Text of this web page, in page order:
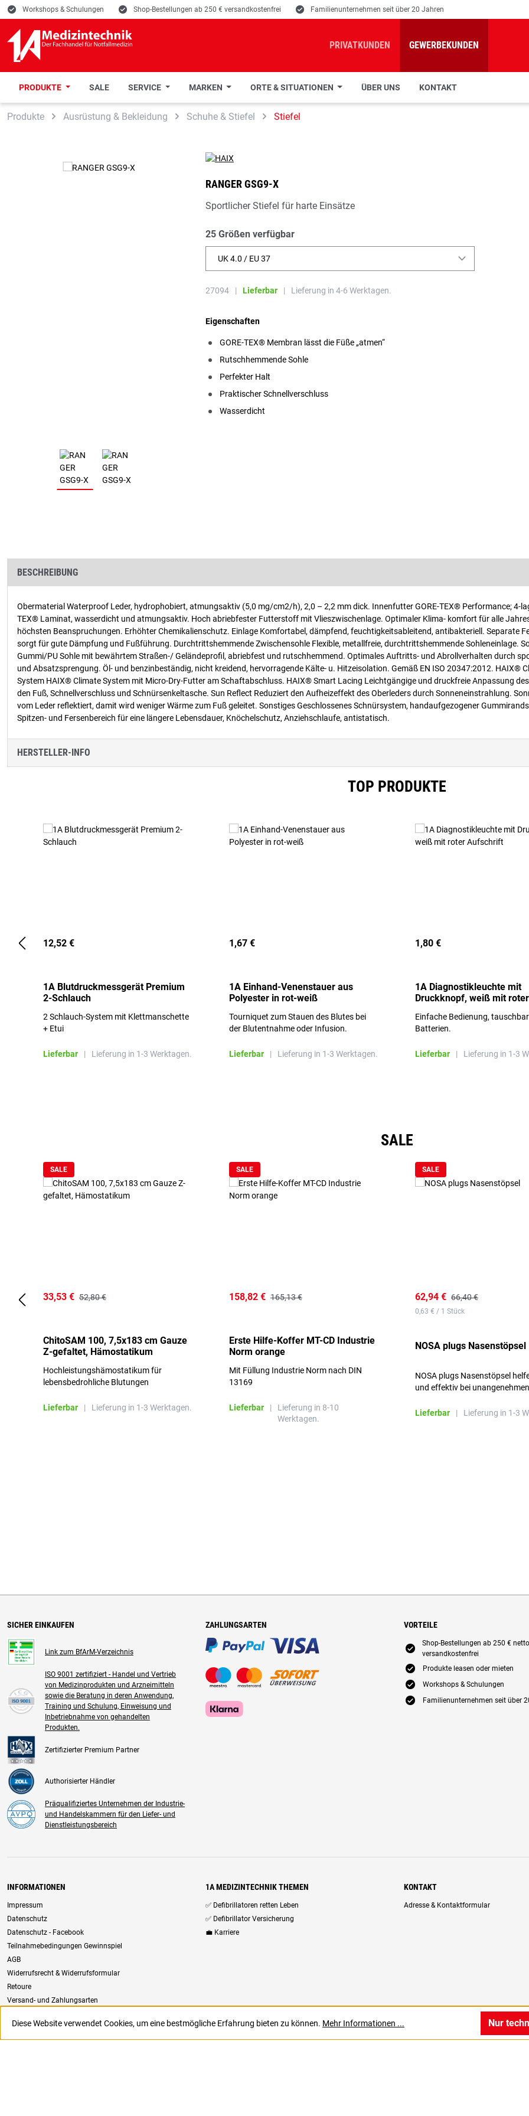
Zur Suche springen
Zur Hauptnavigation springen
E Workshops & Schulungen E Shop-Bestellungen ab 250 € versandkostenfrei E Familienunternehmen seit über 20 Jahren
PRIVATKUNDEN GEWERBEKUNDEN
PRODUKTE SALE SERVICE MARKEN ORTE & SITUATIONEN ÜBER UNS KONTAKT
Produkte Ausrüstung & Bekleidung Schuhe & Stiefel Stiefel
RANGER GSG9-X
Sportlicher Stiefel für harte Einsätze
25 Größen verfügbar
UK 4.0 / EU 37
27094 | Lieferbar | Lieferung in 4-6 Werktagen.
Eigenschaften
GORE-TEX® Membran lässt die Füße „atmen“
Rutschhemmende Sohle
Perfekter Halt
Praktischer Schnellverschluss
Wasserdicht
BESCHREIBUNG
Obermaterial Waterproof Leder, hydrophobiert, atmungsaktiv (5,0 mg/cm2/h), 2,0 – 2,2 mm dick. Innenfutter GORE-TEX® Performance; 4-
TEX® Laminat, wasserdicht und atmungsaktiv. Hoch abriebfester Futterstoff mit Vlieszwischenlage. Optimaler Klima- komfort für alle
höchsten Beanspruchungen. Erhöhter Chemikalienschutz. Einlage Komfortabel, dämpfend, feuchtigkeitsableitend, antibakteriell. Separate
sorgt für gute Dämpfung und Fußführung. Durchtrittshemmende Zwischensohle Flexible, metallfreie, durchtrittshemmende Sohleneinlage.
Gummi/PU Sohle mit bewährtem Straßen-/ Geländeprofil, abriebfest und rutschhemmend. Optimales Auftritts- und Abrollverhalten durch
und Absatzsprengung. Öl- und benzinbeständig, nicht kreidend, hervorragende Kälte- u. Hitzeisolation. Gemäß EN ISO 20347:2012. HAIX®
System HAIX® Climate System mit Micro-Dry-Futter am Schaftabschluss. HAIX® Smart Lacing Leichtgängige und druckfreie Anpassung
den Fuß, Schnellverschluss und Schnürsenkeltasche. Sun Reflect Reduziert den Aufheizeffekt des Oberleders durch Sonneneinstrahlung.
vom Leder reflektiert, damit wird weniger Wärme zum Fuß geleitet. Sonstiges Geschlossenes Schnürsystem, handaufgezogener
Spitzen- und Fersenbereich für eine längere Lebensdauer, Knöchelschutz, Anziehschlaufe, antistatisch.
HERSTELLER-INFO
TOP PRODUKTE
12,52 €
1A Blutdruckmessgerät Premium
2-Schlauch
2 Schlauch-System mit Klettmanschette
+ Etui
Lieferbar | Lieferung in 1-3 Werktagen.
1,67 €
1A Einhand-Venenstauer aus
Polyester in rot-weiß
Tourniquet zum Stauen des Blutes bei
der Blutentnahme oder Infusion.
Lieferbar | Lieferung in 1-3 Werktagen.
1,80 €
1A Diagnostikleuchte mit
Druckknopf, weiß mit roter
Einfache Bedienung,
Batterien.
Lieferbar | Lieferung in 1-3
SALE
SALE
33,53 € 52,80 €
ChitoSAM 100, 7,5x183 cm Gauze
Z-gefaltet, Hämostatikum
Hochleistungshämostatikum für
lebensbedrohliche Blutungen
Lieferbar | Lieferung in 1-3 Werktagen.
SALE
158,82 € 165,13 €
Erste Hilfe-Koffer MT-CD Industrie
Norm orange
Mit Füllung Industrie Norm nach DIN
13169
Lieferbar |
Lieferung in 8-10
Werktagen.
SALE
62,94 € 66,40 €
0,63 € / 1 Stück
NOSA plugs Nasenstöpsel
NOSA plugs Nasenstöpsel
und effektiv bei unangenehmen
beeinträchtigen.
Lieferbar | Lieferung in 1-3
SICHER EINKAUFEN
Link zum BfArM-Verzeichnis
ISO 9001 zertifiziert - Handel und Vertrieb
von Medizinprodukten und Arzneimitteln
sowie die Beratung in deren Anwendung,
Training und Schulung, Einweisung und
Inbetriebnahme von gehandelten
Produkten.
Zertifizierter Premium Partner
Authorisierter Händler
Präqualifiziertes Unternehmen der Industrie-
und Handelskammern für den Liefer- und
Dienstleistungsbereich
ZAHLUNGSARTEN VORTEILE
E
Shop-Bestellungen ab 250 € netto
versandkostenfrei
E Produkte leasen oder mieten
E Workshops & Schulungen
E Familienunternehmen seit über
INFORMATIONEN
Impressum
Datenschutz
Datenschutz - Facebook
Teilnahmebedingungen Gewinnspiel
AGB
Widerrufsrecht & Widerrufsformular
Retoure
Versand- und Zahlungsarten
1A MEDIZINTECHNIK THEMEN
✅ Defibrillatoren retten Leben
✅ Defibrillator Versicherung
💼 Karriere
KONTAKT
Adresse & Kontaktformular
Diese Website verwendet Cookies, um eine bestmögliche Erfahrung bieten zu können. Mehr Informationen ... Nur